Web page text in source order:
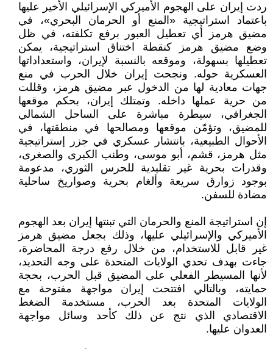
ردت إيران على الهجوم الأميركي الإسرائيلي الأخير عليها
باعتماد استراتيجية «المنع أو الحرمان البحري»، في
مضيق هرمز أي تعطيل العبور برفع تكلفته، في ظل
وضع مضيق هرمز كنقطة اختناق استراتيجية، يمكن
تعطيلها بسهولة، وموقعه بالنسبة لإيران، واستعداداتها
العسكرية حوله. ونجحت إيران خلال الحرب في منع
جهات معادية لها من الدخول عبر مضيق هرمز، وقللت
من حرية عملها داخله. وتمتلك إيران، بحكم موقعها
الجغرافي، سيطرة مباشرة على الساحل الشمالي
للمضيق، وتؤمّن موقعها ومصالحها في منطقتها، في
الأحوال الطبيعية، بانتشار عسكري في جزر إستراتيجية
مثل هرمز، قشم، أبو موسى، وطنب الكبرى والصغرى،
وقدرات بحرية غير تقليدية للحرس الثوري، مدعومة
بوجود زوارق سريعة وألغام بحرية وصواريخ ساحلية
مضادة للسفن.
إن استراتيجة المنع والحرمان التي تبنتها إيران بعد الهجوم
الأميركي والإسرائيلي عليها، وذلك بجعل مضيق هرمز
غير قابل للاستخدام، من خلال رفع درجة المحاضرة،
جاءت بهدف تحدي الولايات المتحدة على وجه التحديد،
لأنها المسيطر الفعلي على المضيق قبل الحرب، بحجة
حمايته، وبالتالي افتتحت إيران مواجهة مفتوحة مع
الولايات المتحدة بعد الحرب، مستخدمة الضغط
الاقتصادي الذي نتج عن ذلك كأحد وسائل مواجهة
العدوان عليها.